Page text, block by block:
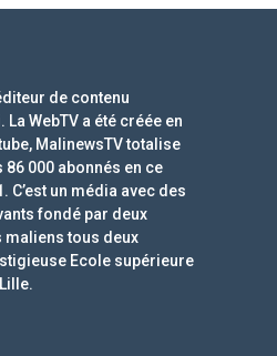
de contenu
WebTV a été créée en
MalinewsTV totalise
000 abonnés en ce
C’est un média avec des
fondé par deux
tous deux
Ecole supérieure